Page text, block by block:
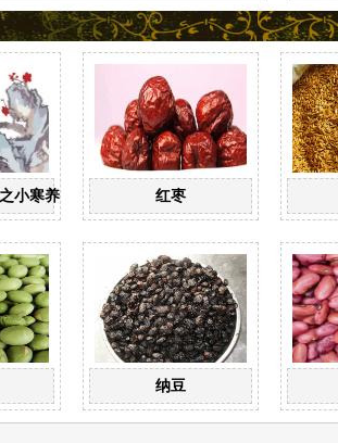
小寒养生 红枣
纳豆